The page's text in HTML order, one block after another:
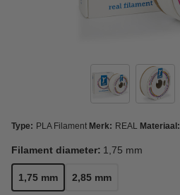
Type: PLA Filament Merk: REAL Materiaal:
Filament diameter: 1,75 mm
1,75 mm 2,85 mm